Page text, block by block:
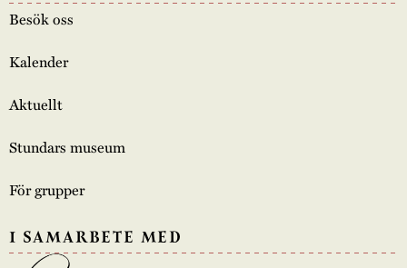
Besök oss
Kalender
Aktuellt
Stundars museum
För grupper
I SAMARBETE MED